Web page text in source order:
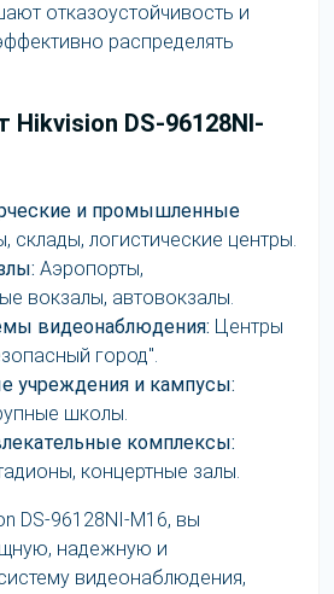
отказоустойчивость и
распределять
Hikvision DS-96128NI-
и промышленные
склады, логистические центры.
Аэропорты,
вокзалы, автовокзалы.
видеонаблюдения: Центры
город".
учреждения и кампусы:
школы.
комплексы:
концертные залы.
DS-96128NI-M16, вы
надежную и
видеонаблюдения,